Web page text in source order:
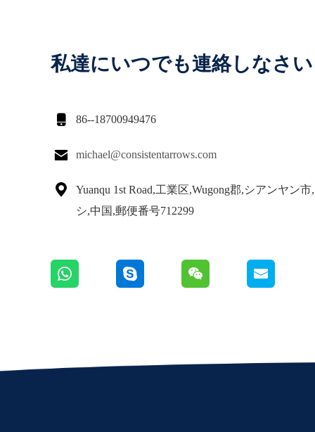
私達にいつでも連絡しなさい
 86--18700949476
 michael@consistentarrows.com

Yuanqu 1st Road,工業区,Wugong郡,シアンヤン
シ,中国,郵便番号712299